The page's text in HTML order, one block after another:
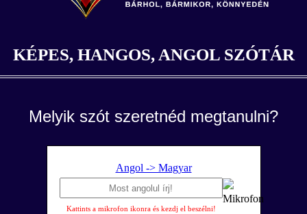
KÉPES, HANGOS, ANGOL SZÓTÁR
Melyik szót szeretnéd megtanulni?
Angol -> Magyar
Kattints a mikrofon ikonra és kezdj el beszélni!